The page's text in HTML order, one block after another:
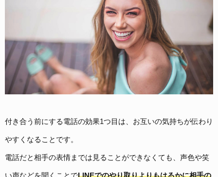
付き合う前にする電話の効果1つ目は、お互いの気持ちが伝わり
やすくなることです。
電話だと相手の表情までは見ることができなくても、声色や笑